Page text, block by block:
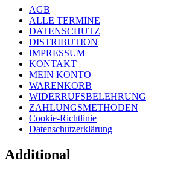
AGB
ALLE TERMINE
DATENSCHUTZ
DISTRIBUTION
IMPRESSUM
KONTAKT
MEIN KONTO
WARENKORB
WIDERRUFSBELEHRUNG
ZAHLUNGSMETHODEN
Cookie-Richtlinie
Datenschutzerklärung
Additional